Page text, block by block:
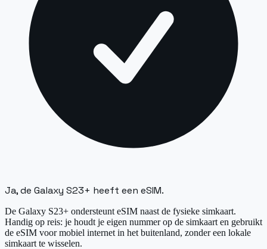
Ja, de Galaxy S23+ heeft een eSIM.
De Galaxy S23+ ondersteunt eSIM naast de fysieke simkaart.
Handig op reis: je houdt je eigen nummer op de simkaart en gebruikt
de eSIM voor mobiel internet in het buitenland, zonder een lokale
simkaart te wisselen.